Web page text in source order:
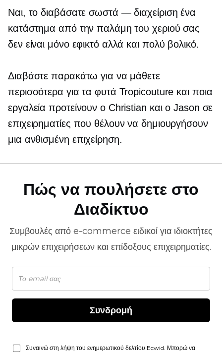
Ναι, το διαβάσατεσωστά — διαχείριση ένα
κατάστημα από την παλάμη του χεριού σας
δεν είναι μόνο εφικτό αλλά και πολύ βολικό.
Διαβάστε παρακάτω για να μάθετε
περισσότερα για τα φυτά Tropicouture και ποια
εργαλεία προτείνουν ο Christian και ο Jason σε
επιχειρηματίες που θέλουν να δημιουργήσουν
μια ανθισμένη επιχείρηση.
Πώς να πουλήσετε στο
Διαδίκτυο
Συμβουλές από e-commerce ειδικοί για ιδιοκτήτες
μικρών επιχειρήσεων και επίδοξους επιχειρηματίες.
Συνδρομή
Συναινώ στη λήψη του ενημερωτικού δελτίου Ecwid. Μπορώ να